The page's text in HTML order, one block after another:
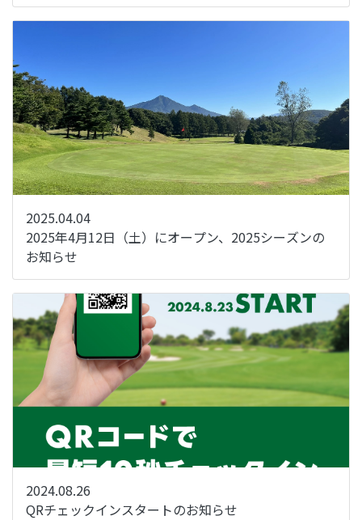
2025.04.04
2025年4月12日（土）にオープン、2025シーズンの
お知らせ
2024.08.26
QRチェックインスタートのお知らせ